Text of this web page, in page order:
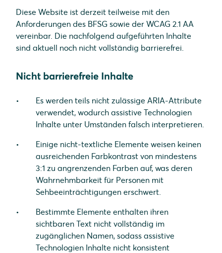
Diese Website ist derzeit teilweise mit den
Anforderungen des BFSG sowie der WCAG 2.1 AA
vereinbar. Die nachfolgend aufgeführten Inhalte
sind aktuell noch nicht vollständig barrierefrei.
Nicht barrierefreie Inhalte
Es werden teils nicht zulässige ARIA-Attribute
verwendet, wodurch assistive Technologien
Inhalte unter Umständen falsch interpretieren.
Einige nicht-textliche Elemente weisen keinen
ausreichenden Farbkontrast von mindestens
3:1 zu angrenzenden Farben auf, was deren
Wahrnehmbarkeit für Personen mit
Sehbeeinträchtigungen erschwert.
Bestimmte Elemente enthalten ihren
sichtbaren Text nicht vollständig im
zugänglichen Namen, sodass assistive
Technologien Inhalte nicht konsistent